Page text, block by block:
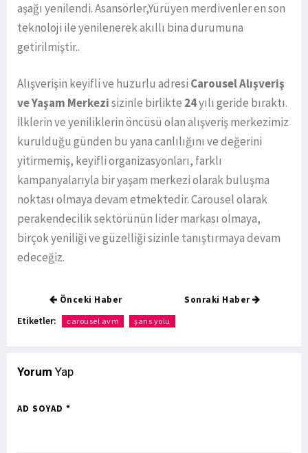
aşağı yenilendi. Asansörler,Yürüyen merdivenler en son
teknoloji ile yenilenerek akıllı bina durumuna
getirilmiştir..
Alışverişin keyifli ve huzurlu adresi Carousel Alışveriş
ve Yaşam Merkezisizinle birlikte 24yılı geride bıraktı.
İlklerin ve yeniliklerin öncüsü olan alışveriş merkezimiz
kurulduğu günden bu yana canlılığını ve değerini
yitirmemiş, keyifli organizasyonları, farklı
kampanyalarıyla bir yaşam merkezi olarak buluşma
noktası olmaya devam etmektedir. Carousel olarak
perakendecilik sektörünün lider markası olmaya,
birçok yeniliği ve güzelliği sizinle tanıştırmaya devam
edeceğiz.
Önceki Haber Sonraki Haber
Etiketler: carousel avm şans yolu
Yorum Yap
AD SOYAD *